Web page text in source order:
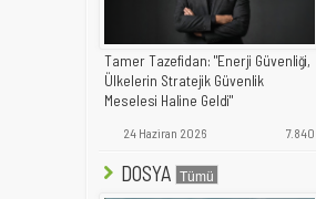
Tamer Tazefidan: "Enerji Güvenliği,
Ülkelerin Stratejik Güvenlik
Meselesi Haline Geldi"
24 Haziran 2026 7.840
DOSYA